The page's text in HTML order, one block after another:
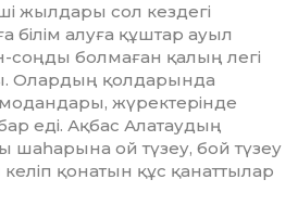
жылдары сол кездегі
білім алуға құштар ауыл
болмаған қалың легі
Олардың қолдарында
жүректерінде
еді. Ақбас Алатау­дың
шаһарына ой түзеу, бой түзеу
қонатын құс қанаттылар